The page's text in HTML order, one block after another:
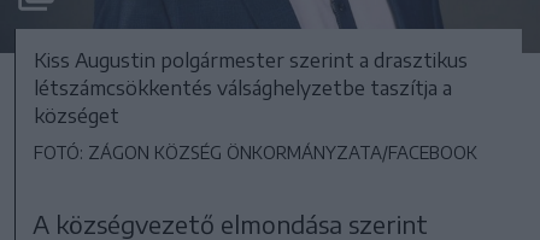
Kiss Augustin polgármester szerint a drasztikus
létszámcsökkentés válsághelyzetbe taszítja a
községet
FOTÓ: ZÁGON KÖZSÉG ÖNKORMÁNYZATA/FACEBOOK
A községvezető elmondása szerint